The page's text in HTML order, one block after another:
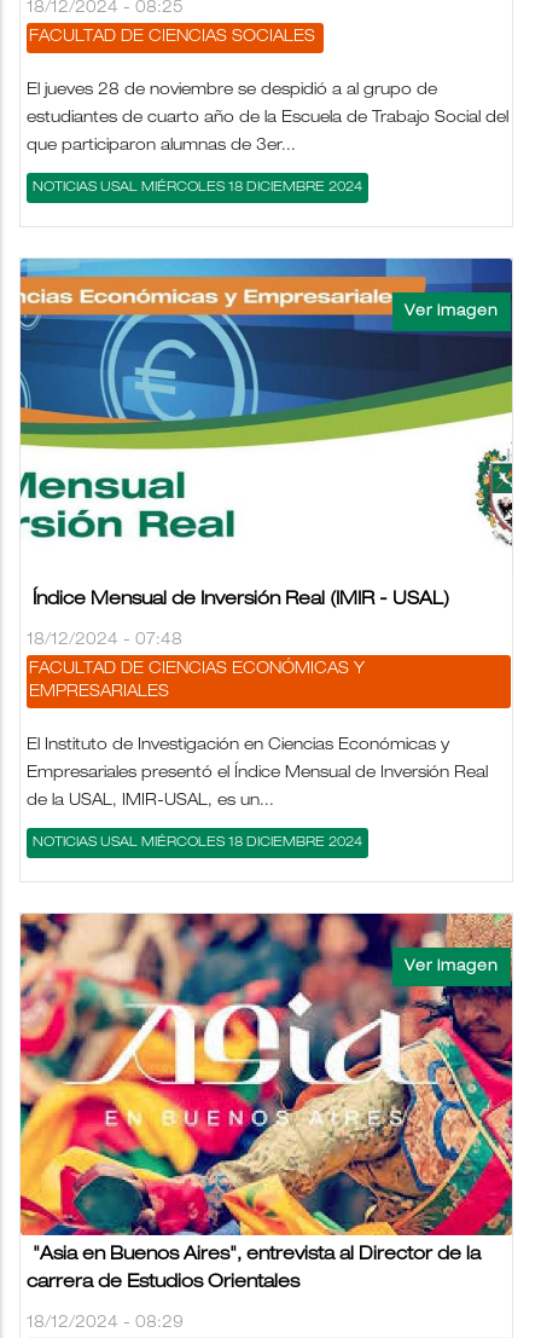
18/12/2024 - 08:25
FACULTAD DE CIENCIAS SOCIALES
El jueves 28 de noviembre se despidió a al grupo de
estudiantes de cuarto año de la Escuela de Trabajo Social del
que participaron alumnas de 3er...
NOTICIAS USAL MIÉRCOLES 18 DICIEMBRE 2024
Índice Mensual de Inversión Real (IMIR - USAL)
18/12/2024 - 07:48
FACULTAD DE CIENCIAS ECONÓMICAS Y
EMPRESARIALES
El Instituto de Investigación en Ciencias Económicas y
Empresariales presentó el Índice Mensual de Inversión Real
de la USAL, IMIR-USAL, es un...
NOTICIAS USAL MIÉRCOLES 18 DICIEMBRE 2024
"Asia en Buenos Aires", entrevista al Director de la
carrera de Estudios Orientales
18/12/2024 - 08:29